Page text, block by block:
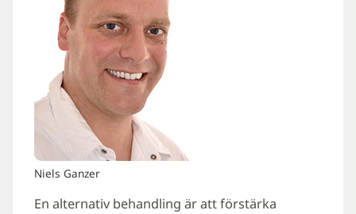
Niels Ganzer
En alternativ behandling är att förstärka